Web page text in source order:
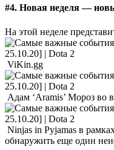
#4. Новая неделя —
На этой неделе
ViKin.gg
Адам ‘Aramis’ Мороз во
Ninjas in Pyjamas в
обнаружить еще один